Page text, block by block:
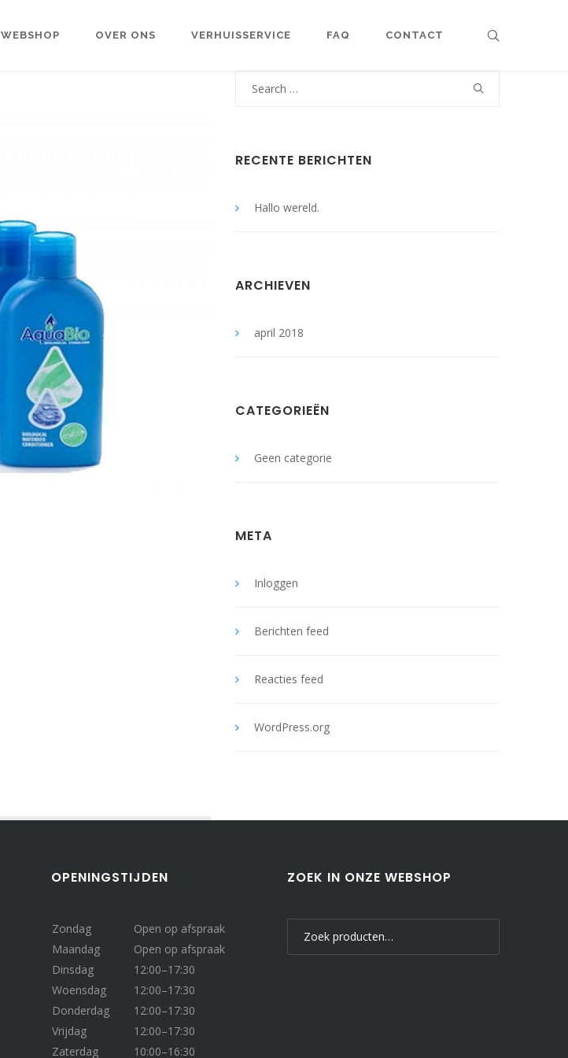
WEBSHOP OVER ONS VERHUISSERVICE FAQ CONTACT
RECENTE BERICHTEN
Hallo wereld.
ARCHIEVEN
april 2018
CATEGORIEËN
Geen categorie
META
Inloggen
Berichten feed
Reacties feed
WordPress.org
OPENINGSTIJDEN
Zondag
Open op afspraak
Maandag
Open op afspraak
Dinsdag
12:00–17:30
Woensdag
12:00–17:30
Donderdag
12:00–17:30
Vrijdag
12:00–17:30
Zaterdag
10:00–16:30
ZOEK IN ONZE WEBSHOP